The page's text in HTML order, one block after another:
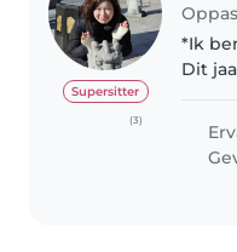
Supersitter
(3)
*Ik
Dit
nog
dol